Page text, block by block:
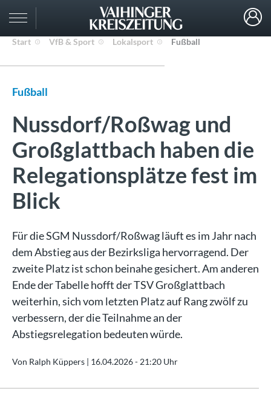
Start VfB & Sport Lokalsport Fußball
Fußball
Nussdorf/Roßwag und
Großglattbach haben die
Relegationsplätze fest im
Blick
Für die SGM Nussdorf/Roßwag läuft es im Jahr nach
dem Abstieg aus der Bezirksliga hervorragend. Der
zweite Platz ist schon beinahe gesichert. Am anderen
Ende der Tabelle hofft der TSV Großglattbach
weiterhin, sich vom letzten Platz auf Rang zwölf zu
verbessern, der die Teilnahme an der
Abstiegsrelegation bedeuten würde.
Von Ralph Küppers | 16.04.2026 - 21:20 Uhr